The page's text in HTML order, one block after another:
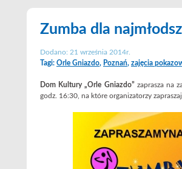
Zumba dla
Dodano: 21 września 2014r.
Tagi: Orle Gniazdo, Poznań, zajęcia
Dom Kultury „Orle Gniazdo”zaprasza na
godz. 16:30, na które organizatorzy